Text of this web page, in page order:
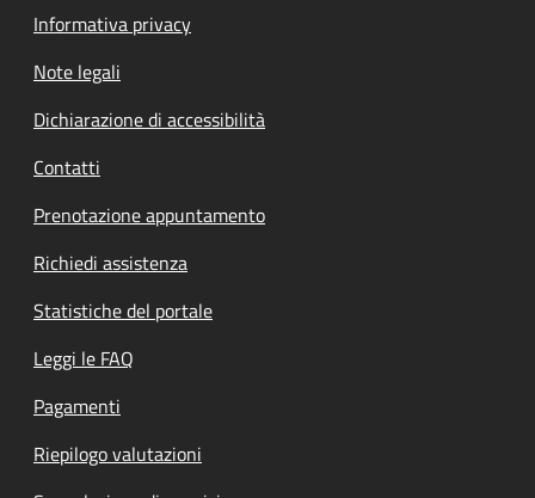
Informativa privacy
Note legali
Dichiarazione di accessibilità
Contatti
Prenotazione appuntamento
Richiedi assistenza
Statistiche del portale
Leggi le FAQ
Pagamenti
Riepilogo valutazioni